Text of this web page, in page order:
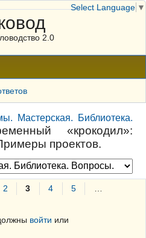
2.0
Мастерская. Библиотека.
«крокодил»:
проектов.
2 3 4 5
войти или
Select Language ▼